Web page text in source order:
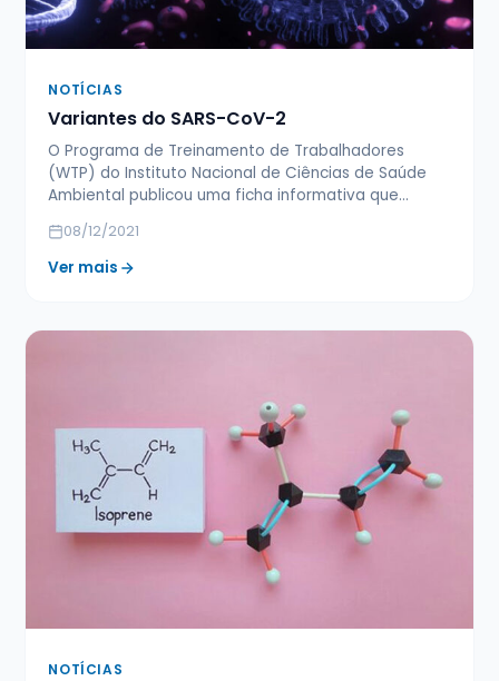
NOTÍCIAS
Variantes do SARS-CoV-2
O Programa de Treinamento de Trabalhadores
(WTP) do Instituto Nacional de Ciências de Saúde
Ambiental publicou uma ficha informativa que…
08/12/2021
Ver mais
NOTÍCIAS